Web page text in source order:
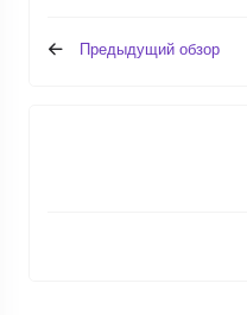
Предыдущий обзор